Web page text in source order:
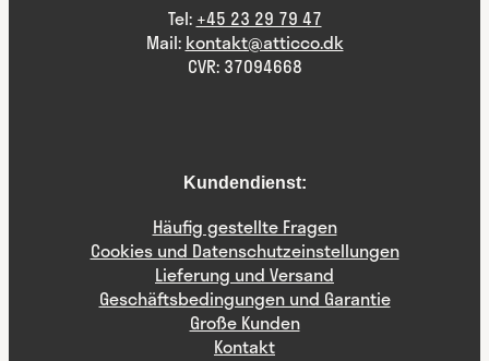
Tel: +45 23 29 79 47
Mail: kontakt@atticco.dk
CVR: 37094668
Kundendienst:
Häufig gestellte Fragen
Cookies und Datenschutzeinstellungen
Lieferung und Versand
Geschäftsbedingungen und Garantie
Große Kunden
Kontakt